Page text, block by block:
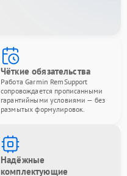
Чёткие обязательства
Работа Garmin RemSupport
сопровождается прописанными
гарантийными условиями — без
размытых формулировок.
Надёжные
комплектующие